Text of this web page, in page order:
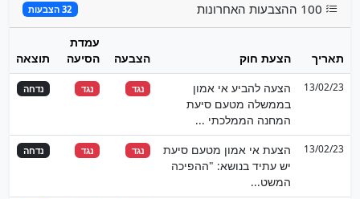
32 הצבעות
תאריך הצעת חוק הצבעה
עמדת
הסיעה
תוצאה
13/02/23
הצעה להביע אי אמון
בממשלה מטעם סיעת
המחנה הממלכתי ...
נגד נגד נדחה
13/02/23
הצעת אי אמון מטעם סיעת
יש עתיד בנושא: "ההפיכה
המשט...
נגד נגד נדחה